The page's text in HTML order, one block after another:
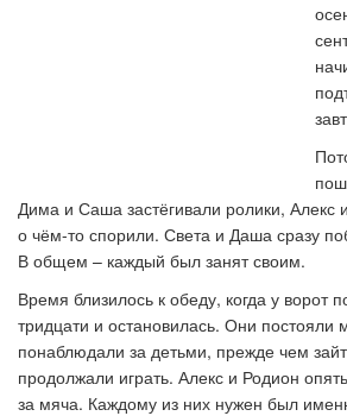
Дима и Саша застёгивали ролики, Алекс
о чём-то спорили. Света и Даша сразу
В общем – каждый был занят своим.
Время близилось к обеду, когда у ворот
тридцати и остановилась. Они постояли
понаблюдали за детьми, прежде чем
продолжали играть. Алекс и Родион
за мяча. Каждому из них нужен был